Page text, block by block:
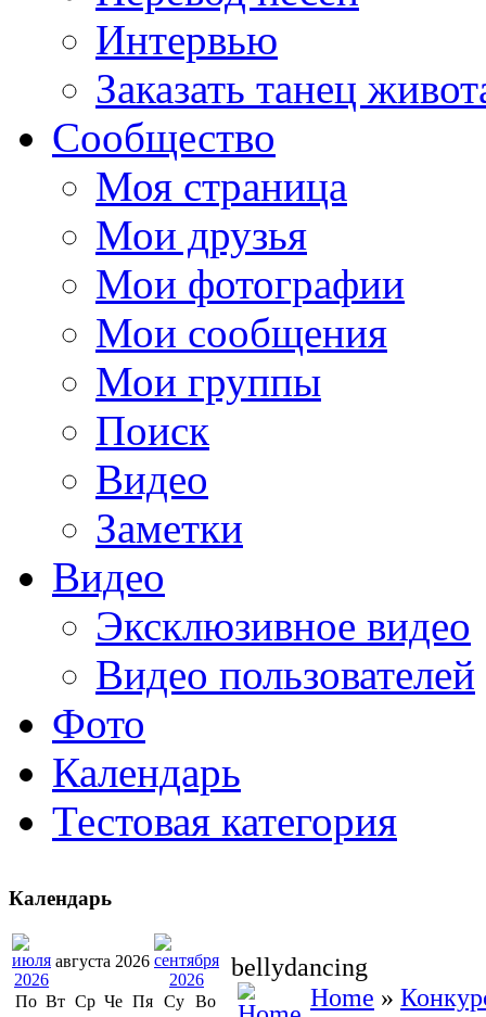
Интервью
Заказать танец
Сообщество
Моя страница
Мои друзья
Мои фотографии
Мои сообщения
Мои группы
Поиск
Видео
Заметки
Видео
Эксклюзивное видео
Видео пользователей
Фото
Календарь
Тестовая категория
bellydancing
Home »
Календарь
августа 2026
По Вт Ср Че Пя Су Во